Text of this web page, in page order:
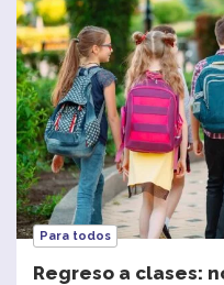
Para todos
Regreso a clases: